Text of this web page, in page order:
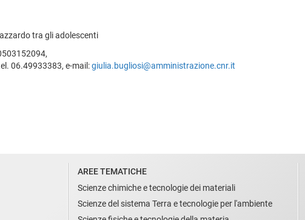
tra gli adolescenti
06.49933383, e-mail:giulia.bugliosi@amministrazione.cnr.it
AREE TEMATICHE
Scienze chimiche e tecnologie dei materiali
Scienze del sistema Terra e tecnologie per l'ambiente